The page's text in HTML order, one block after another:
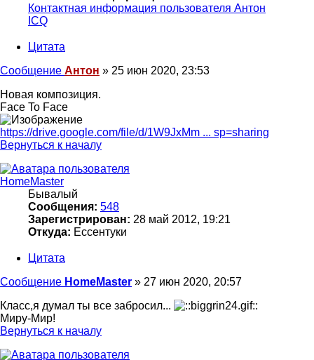
Контактная информация пользователя Антон
ICQ
Цитата
Сообщение Антон » 25 июн 2020, 23:53
Новая композиция.
Face To Face
https://drive.google.com/file/d/1W9JxMm ... sp=sharing
Вернуться к началу
HomeMaster
Бывалый
Сообщения: 548
Зарегистрирован: 28 май 2012, 19:21
Откуда: Ессентуки
Цитата
Сообщение HomeMaster » 27 июн 2020, 20:57
Класс,я думал ты все забросил...
Миру-Мир!
Вернуться к началу